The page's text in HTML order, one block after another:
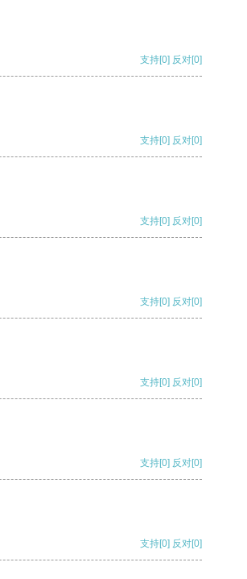
支持[0] 反对[0]
支持[0] 反对[0]
支持[0] 反对[0]
支持[0] 反对[0]
支持[0] 反对[0]
支持[0] 反对[0]
支持[0] 反对[0]